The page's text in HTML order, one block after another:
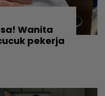
Wanita
pekerja